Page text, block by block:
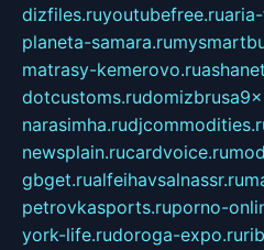
dizfiles.ruyoutubefree.ru
planeta-samara.ru
matrasy-kemerovo.ru
dotcustoms.ru
narasimha.ru
newsplain.rucardvoice.ru
gbget.rualfeihavsalnassr.ru
petrovkasports.ruporno-
york-life.rudoroga-expo.ru